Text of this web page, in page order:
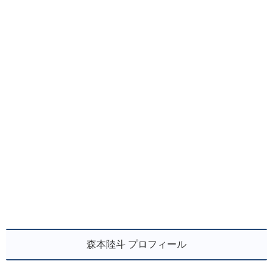
森本陸斗 プロフィール